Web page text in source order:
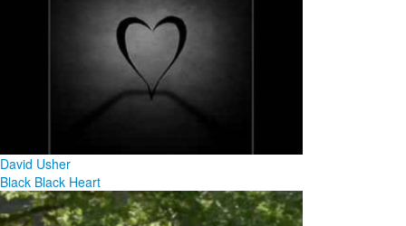
David Usher
Black Black Heart